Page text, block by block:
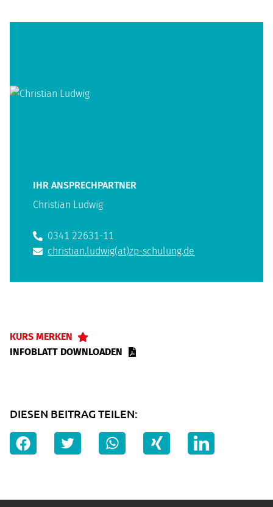
IHR ANSPRECHPARTNER
Christian Ludwig
0341 22631-11
christian.ludwig(at)zp-schulung.de
KURS MERKEN
INFOBLATT DOWNLOADEN
DIESEN BEITRAG TEILEN: